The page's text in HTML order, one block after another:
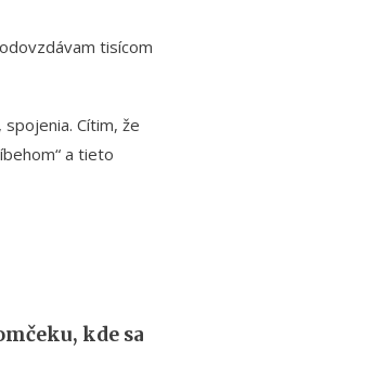
tisícom
Cítim, že
a tieto
kde sa